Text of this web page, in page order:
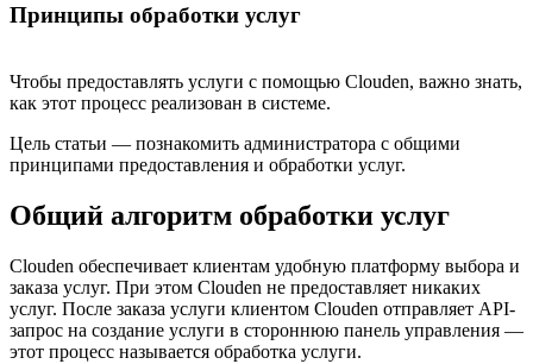
Принципы обработки услуг
Чтобы предоставлять услуги с помощью Clouden, важно знать,
как этот процесс реализован в системе.
Цель статьи — познакомить администратора с общими
принципами предоставления и обработки услуг.
Общий алгоритм обработки услуг
Clouden обеспечивает клиентам удобную платформу выбора и
заказа услуг. При этом Clouden не предоставляет никаких
услуг. После заказа услуги клиентом Clouden отправляет API-
запрос на создание услуги в стороннюю панель управления —
этот процесс называется обработка услуги.